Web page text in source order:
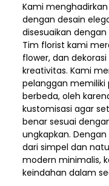
Kami
dengan desain
disesuaikan
Tim florist kami
flower, dan
kreativitas. Kami
pelanggan memiliki
berbeda, oleh
kustomisasi agar
benar sesuai
ungkapkan.
dari simpel dan
modern minimalis,
keindahan dalam